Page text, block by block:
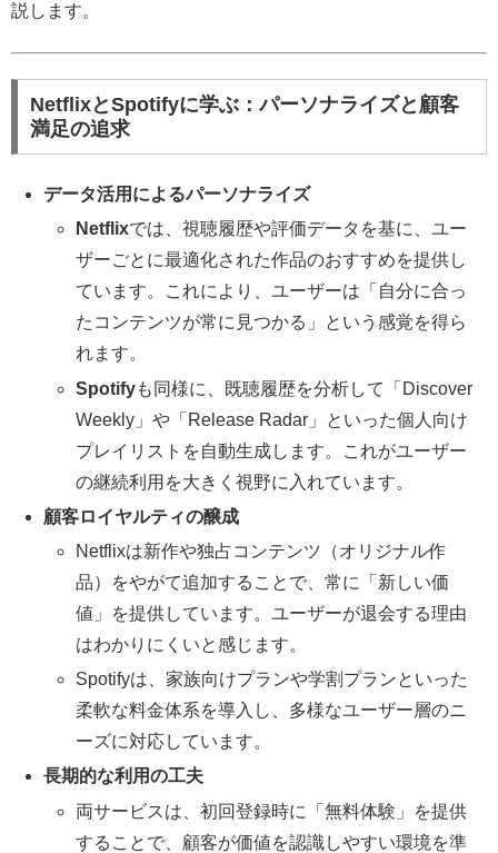
説します。
NetflixとSpotifyに学ぶ：パーソナライズと顧客
満足の追求
データ活用によるパーソナライズ
Netflixでは、視聴履歴や評価データを基に、ユー
ザーごとに最適化された作品のおすすめを提供し
ています。これにより、ユーザーは「自分に合っ
たコンテンツが常に見つかる」という感覚を得ら
れます。
Spotifyも同様に、既聴履歴を分析して「Discover
Weekly」や「Release Radar」といった個人向け
プレイリストを自動生成します。これがユーザー
の継続利用を大きく視野に入れています。
顧客ロイヤルティの醸成
Netflixは新作や独占コンテンツ（オリジナル作
品）をやがて追加することで、常に「新しい価
値」を提供しています。ユーザーが退会する理由
はわかりにくいと感じます。
Spotifyは、家族向けプランや学割プランといった
柔軟な料金体系を導入し、多様なユーザー層のニ
ーズに対応しています。
長期的な利用の工夫
両サービスは、初回登録時に「無料体験」を提供
することで、顧客が価値を認識しやすい環境を準